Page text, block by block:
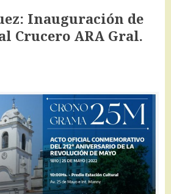
Inauguración de
Crucero ARA Gral.